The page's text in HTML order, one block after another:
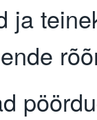
ja